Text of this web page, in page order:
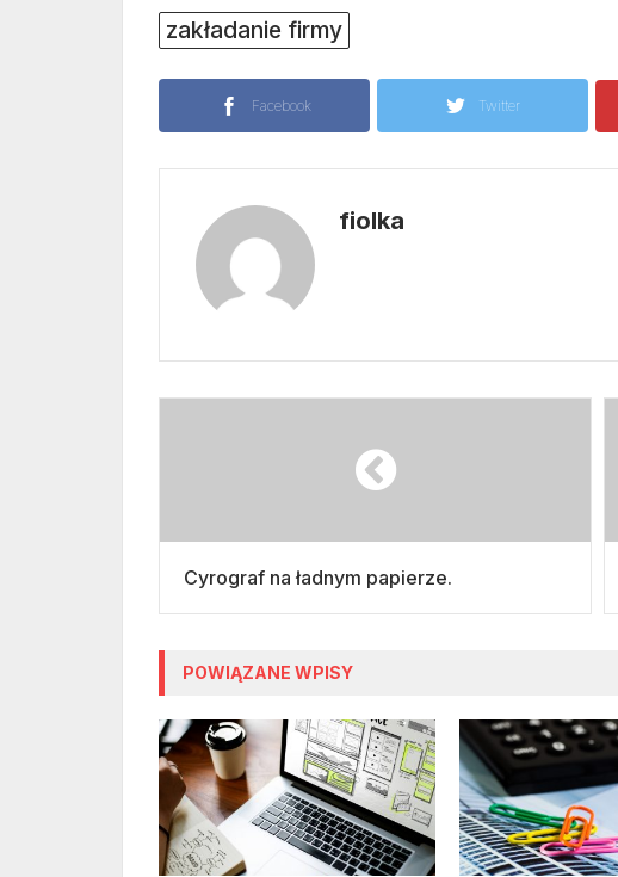
zakładanie firmy
Facebook Twitter
fiolka
Cyrograf na ładnym papierze.
POWIĄZANE WPISY